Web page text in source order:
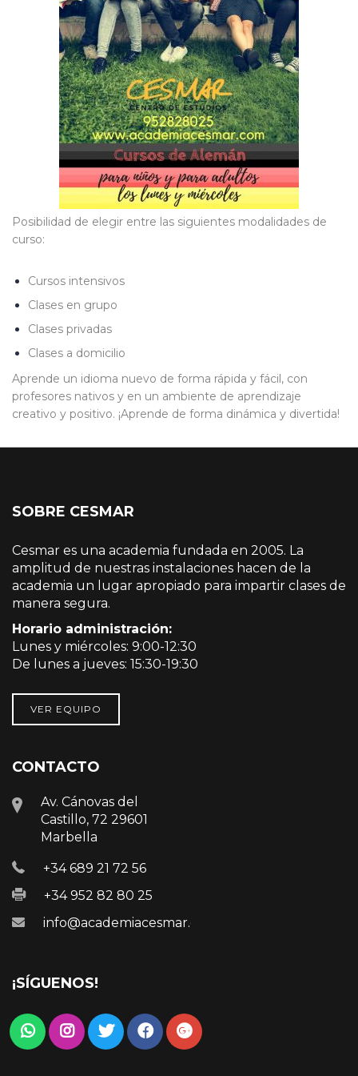
Posibilidad de elegir entre las siguientes modalidades de
curso:
Cursos intensivos
Clases en grupo
Clases privadas
Clases a domicilio
Aprende un idioma nuevo de forma rápida y fácil, con
profesores nativos y en un ambiente de aprendizaje
creativo y positivo. ¡Aprende de forma dinámica y divertida!
SOBRE CESMAR
Cesmar es una academia fundada en 2005. La
amplitud de nuestras instalaciones hacen de la
academia un lugar apropiado para impartir clases de
manera segura.
Horario administración:
Lunes y miércoles: 9:00-12:30
De lunes a jueves: 15:30-19:30
VER EQUIPO
CONTACTO
Av. Cánovas del
Castillo, 72 29601
Marbella
+34 689 21 72 56
+34 952 82 80 25
info@academiacesmar.com
¡SÍGUENOS!